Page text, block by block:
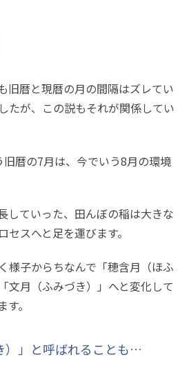
旧暦と現暦の月の間隔はズレてい
たが、この説もそれが関係してい
暦の7月は、今でいう8月の環境
していった、田んぼの稲は大きな
スへと足を運びます。
様子からちなんで「穂含月（ほふ
文月（ふみづき）」へと変化して
。
）」と呼ばれることも…